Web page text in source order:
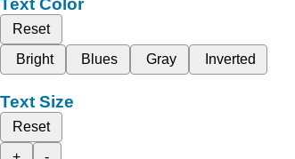
Text Color
Reset
Bright
Blues Gray Inverted
Text Size
Reset